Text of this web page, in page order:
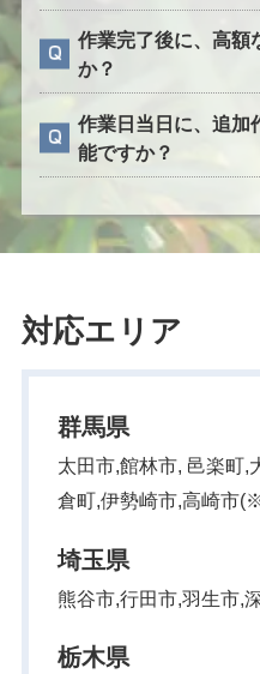
作業完了後に、高額
か？
作業日当日に、追加
能ですか？
対応エリア
群馬県
太田市,館林市, 邑楽町,
倉町,伊勢崎市,高崎市
埼玉県
熊谷市,行田市,羽生市,
栃木県